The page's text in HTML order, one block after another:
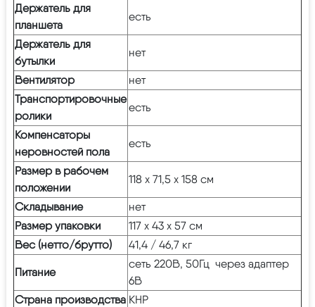
Держатель для
планшета
есть
Держатель для
бутылки
нет
Вентилятор
нет
Транспортировочные
ролики
есть
Компенсаторы
неровностей пола
есть
Размер в рабочем
положении
118 х 71,5 х 158 см
Складывание
нет
Размер упаковки
117 х 43 х 57 см
Вес (нетто/брутто)
41,4 / 46,7 кг
Питание
сеть 220В, 50Гц через адаптер
6В
Страна производства КНР